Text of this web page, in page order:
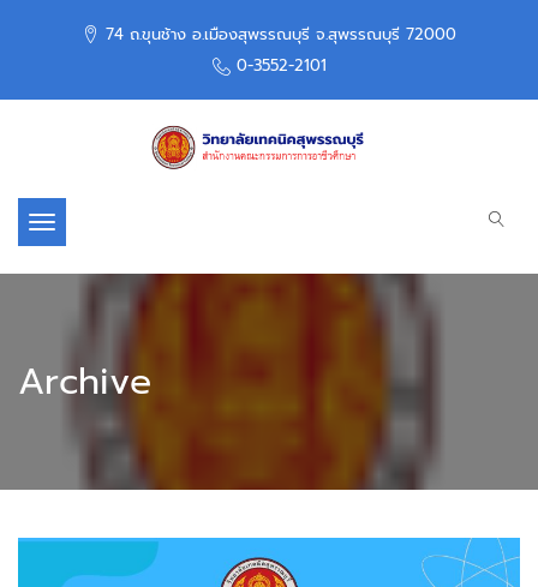
74 ถ.ขุนช้าง อ.เมืองสุพรรณบุรี จ.สุพรรณบุรี 72000
0-3552-2101
Toggle navigation
Archive